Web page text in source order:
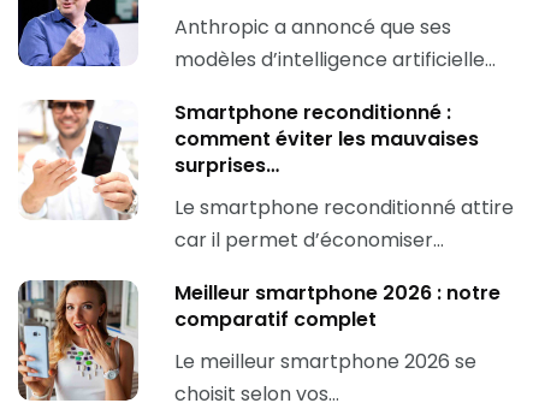
Anthropic a annoncé que ses
modèles d’intelligence artificielle…
Smartphone reconditionné :
comment éviter les mauvaises
surprises…
Le smartphone reconditionné attire
car il permet d’économiser…
Meilleur smartphone 2026 : notre
comparatif complet
Le meilleur smartphone 2026 se
choisit selon vos…